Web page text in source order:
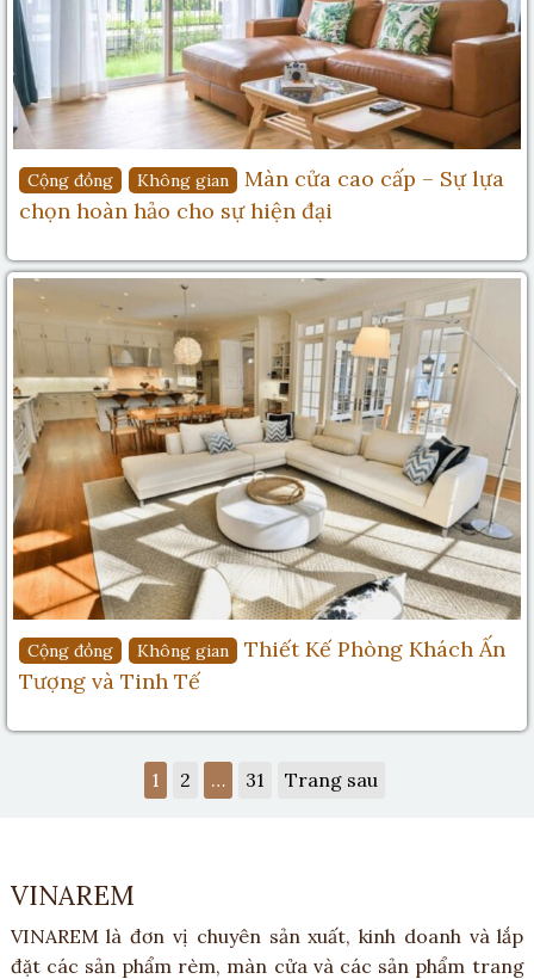
Cộng đồng Không gian
Thiết Kế Phòng Khách Ấn
Tượng và Tinh Tế
Cộng đồng Không gian
Màn cửa cao cấp – Sự lựa
chọn hoàn hảo cho sự hiện đại
1 2 … 31 Trang sau
VINAREM
VINAREM là đơn vị chuyên sản xuất, kinh doanh và lắp
đặt các sản phẩm rèm, màn cửa và các sản phẩm trang